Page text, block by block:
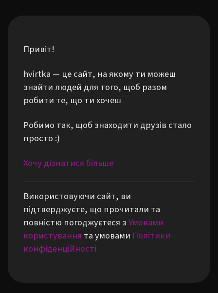
Привіт!
hvirtka — це сайт, на якому ти можеш
знайти людей для того, щоб разом
робити те, що ти хочеш
Робимо так, щоб знаходити друзів стало
просто :)
Хочу дізнатися більше
Використовуючи сайт, ви
підтверджуєте, що прочитали та
повністю погоджуєтеся зУмовами
користування та умовами Політики
конфіденційності